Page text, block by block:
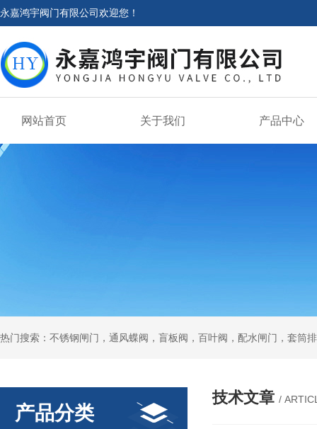
永嘉鸿宇阀门有限公司欢迎您！
网站首页 关于我们 产品中心
热门搜索：不锈钢闸门，通风蝶阀，盲板阀，百叶阀，配水闸门，套筒
产品分类
技术文章 /